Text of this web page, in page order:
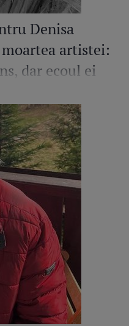
Denisa
artistei:
dar ecoul ei